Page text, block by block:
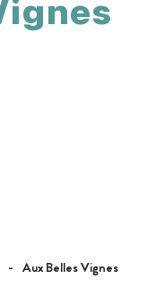
Aux Belles Vignes